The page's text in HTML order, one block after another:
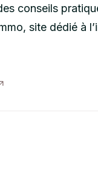
conseils
site dédié à